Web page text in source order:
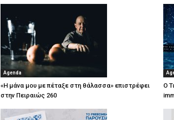
Agenda
«Η μάνα μου με πέταξε στη θάλασσα» επιστρέφει
στην Πειραιώς 260
Ο